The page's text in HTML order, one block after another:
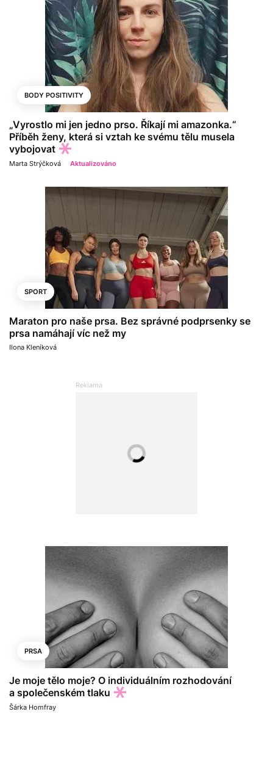
BODY POSITIVITY
„Vyrostlo mi jen jedno prso. Říkají mi amazonka.“
Příběh ženy, která si vztah ke svému tělu musela
vybojovat
Marta Strýčková Aktualizováno
SPORT
Maraton pro naše prsa. Bez správné podprsenky se
prsa namáhají víc než my
Ilona Kleníková
PRSA
Je moje tělo moje? O individuálním rozhodování
a společenském tlaku
Šárka Homfray